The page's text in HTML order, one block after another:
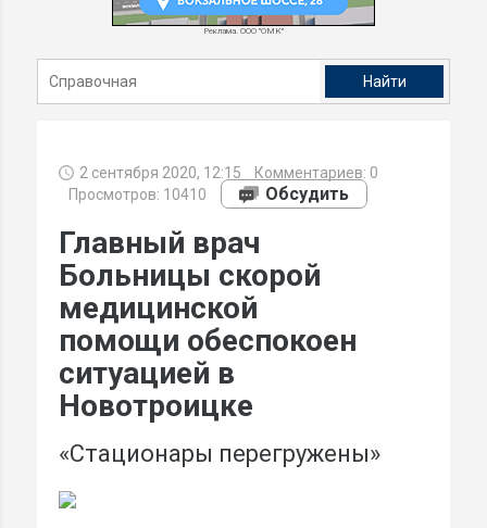
Реклама. ООО "ОМК"
2 сентября 2020, 12:15 Комментариев: 0
Просмотров: 10410
Обсудить
Главный врач
Больницы скорой
медицинской
помощи обеспокоен
ситуацией в
Новотроицке
«Стационары перегружены»